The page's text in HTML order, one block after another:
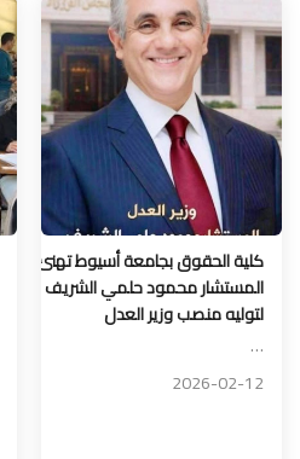
كلية الحقوق بجامعة أسيوط تهنئ
المستشار محمود حلمي الشريف
لتوليه منصب وزير العدل
…
2026-02-12